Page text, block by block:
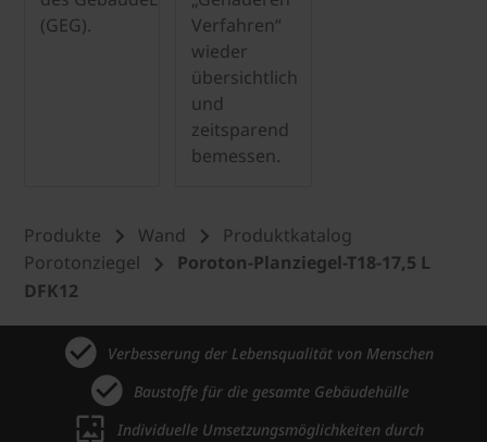
(GEG).
Verfahren“
wieder
übersichtlich
und
zeitsparend
bemessen.
Produkte Wand
Produktkatalog
Porotonziegel
Poroton-Planziegel-T18-17,5 L
DFK12
Verbesserung der Lebensqualität von Menschen
Baustoffe für die gesamte Gebäudehülle
Individuelle Umsetzungsmöglichkeiten durch